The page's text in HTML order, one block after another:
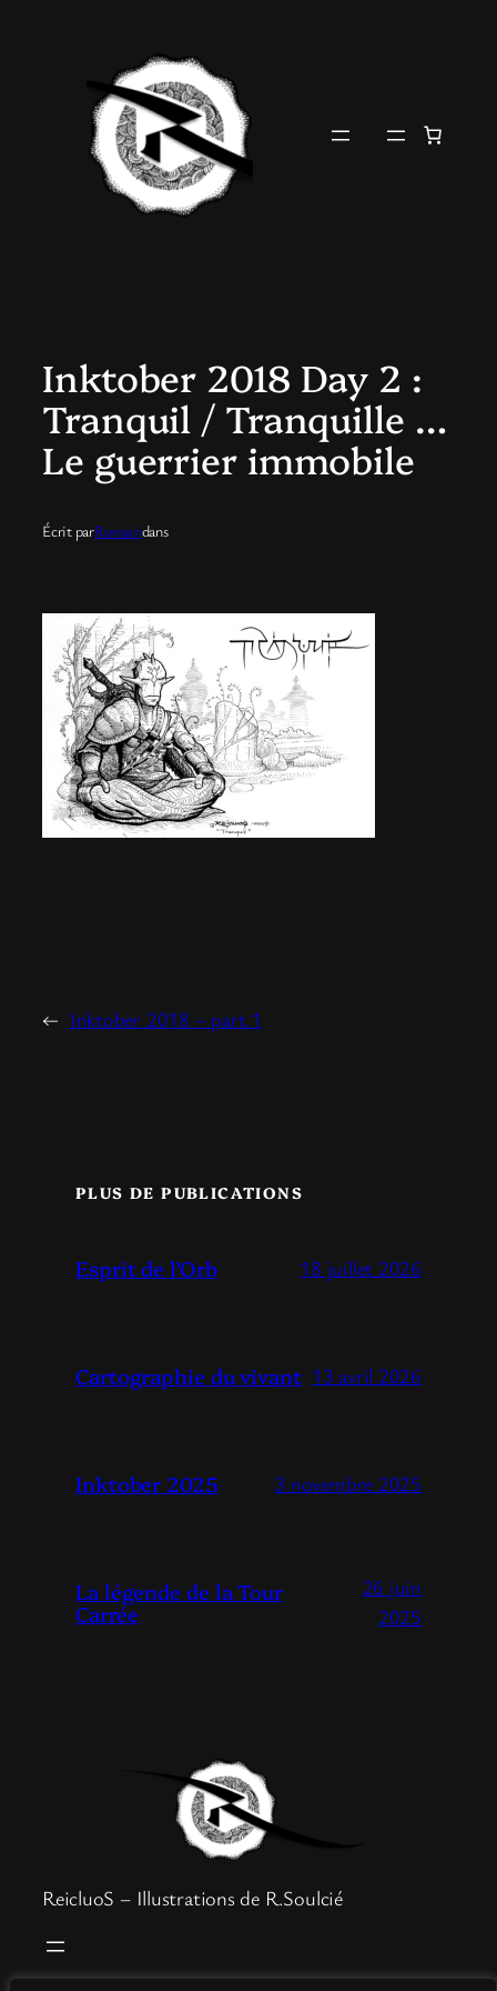
Inktober 2018 Day 2 :
Tranquil / Tranquille …
Le guerrier immobile
Écrit parRomaindans
← Inktober 2018 – part.1
PLUS DE PUBLICATIONS
Esprit de l’Orb 18 juillet 2026
Cartographie du vivant 13 avril 2026
Inktober 2025 3 novembre 2025
La légende de la Tour
Carrée
26 juin
2025
ReicluoS – Illustrations de R.Soulcié